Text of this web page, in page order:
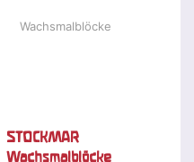
STOCKMAR
Wachsmalblöcke